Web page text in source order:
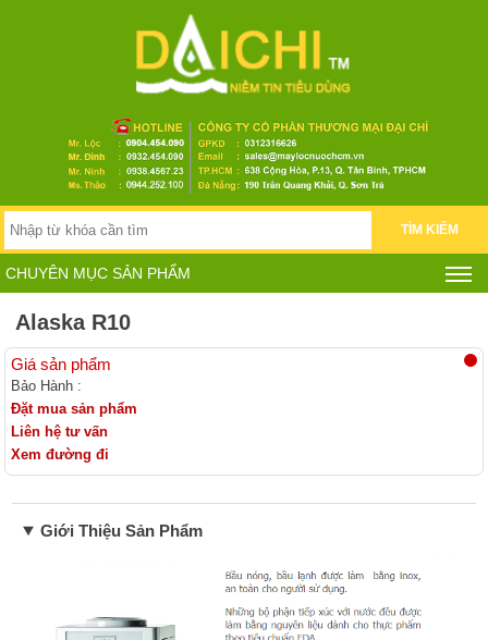
TÌM KIẾM
CHUYÊN MỤC SẢN PHẨM
Alaska R10
Giá sản phẩm
Bảo Hành :
Đặt mua sản phẩm
Liên hệ tư vấn
Xem đường đi
Giới Thiệu Sản Phẩm